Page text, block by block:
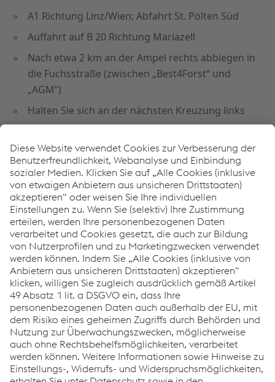
A1 Richtung Linz/Wien; Abfahrt St. Pölten Süd
Auffahrt auf B 20 Richtung Mariazell
Nach etwa 2 km an der Ampel rechts abbiegen in
die Fuchsstraße (zwischen „Best4Forst“ und
„AGM“)
Halten Sie sich an der nächsten Kreuzung links
In den Kreisverkehr einfahren und die 2. Ausfahrt
rechts in die Georg-Sigl-Straße Richtung Hart
nehmen
An der nächsten Kreuzung beim Ortsschild Hart
links abbiegen
Dem Straßenverlauf folgen bis zum Parkplatz der
Weichenwerk Wörth GmbH
Hier finden Sie den Eingang zum Werksgelände
Downloads
WWG_Anfahrtsskizze_2026PDF | 312 KB